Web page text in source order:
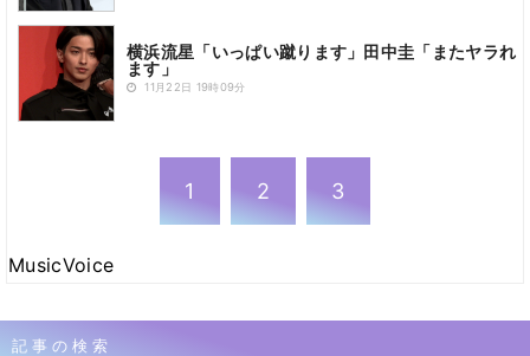
横浜流星「いっぱい蹴ります」田中圭「またヤラれ
ます」
11月22日 19時09分
1 2 3
MusicVoice
記事の検索